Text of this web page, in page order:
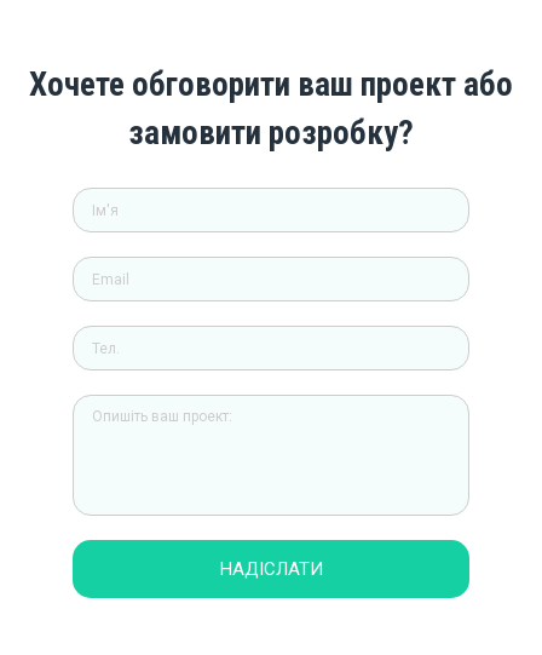
Хочете обговорити ваш проект або
замовити розробку?
НАДІСЛАТИ